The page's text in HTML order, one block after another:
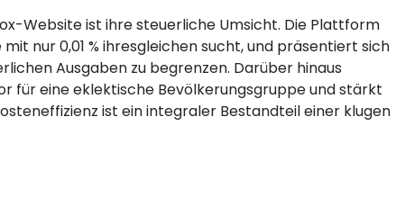
Website ist ihre steuerliche Umsicht. Die Plattform
nur 0,01 % ihresgleichen sucht, und präsentiert sich
Ausgaben zu begrenzen. Darüber hinaus
für eine eklektische Bevölkerungsgruppe und stärkt
ist ein integraler Bestandteil einer klugen